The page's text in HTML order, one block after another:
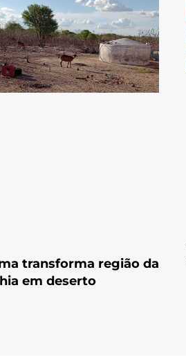
transforma região da
em deserto